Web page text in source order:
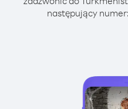
następujący numer: